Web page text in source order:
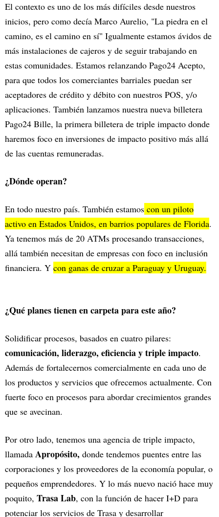
El contexto es uno de los más difíciles desde nuestros
inicios, pero como decía Marco Aurelio, "La piedra en el
camino, es el camino en sí" Igualmente estamos ávidos de
más instalaciones de cajeros y de seguir trabajando en
estas comunidades. Estamos relanzando Pago24 Acepto,
para que todos los comerciantes barriales puedan ser
aceptadores de crédito y débito con nuestros POS, y/o
aplicaciones. También lanzamos nuestra nueva billetera
Pago24 Bille, la primera billetera de triple impacto donde
haremos foco en inversiones de impacto positivo más allá
de las cuentas remuneradas.
¿Dónde operan?
En todo nuestro país. También estamos con un piloto
activo en Estados Unidos, en barrios populares de Florida.
Ya tenemos más de 20 ATMs procesando transacciones,
allá también necesitan de empresas con foco en inclusión
financiera. Y con ganas de cruzar a Paraguay y Uruguay.
¿Qué planes tienen en carpeta para este año?
Solidificar procesos, basados en cuatro pilares:
comunicación, liderazgo, eficiencia y triple impacto.
Además de fortalecernos comercialmente en cada uno de
los productos y servicios que ofrecemos actualmente. Con
fuerte foco en procesos para abordar crecimientos grandes
que se avecinan.
Por otro lado, tenemos una agencia de triple impacto,
llamada Apropósito, donde tendemos puentes entre las
corporaciones y los proveedores de la economía popular, o
pequeños emprendedores. Y lo más nuevo nació hace muy
poquito, Trasa Lab, con la función de hacer I+D para
potenciar los servicios de Trasa y desarrollar